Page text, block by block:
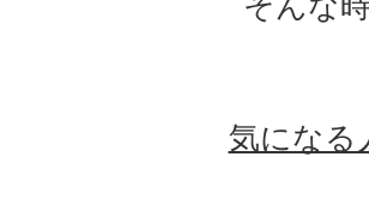
気になる